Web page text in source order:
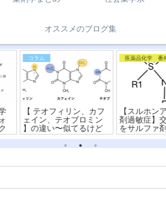
オススメのブログ集
ム
オフィリン、カフ
ン、テオブロミン
違い〜似てるけど
？！化学構造式の
医薬品化学 番外編
【スルホンアミド系薬
剤過敏症】交差反応性
をサルファ剤の化学構
造式から比較！